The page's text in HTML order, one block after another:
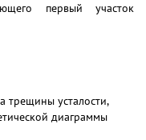
первый участок
трещины усталости,
диаграммы